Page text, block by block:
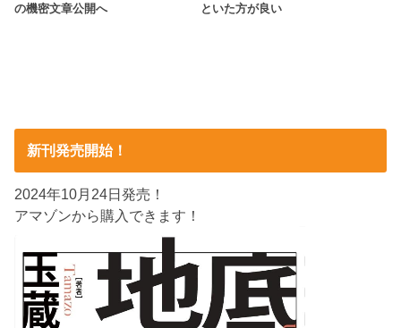
の機密文章公開へ
といた方が良い
新刊発売開始！
2024年10月24日発売！
アマゾンから購入できます！